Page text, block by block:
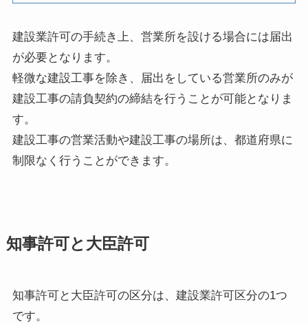
建設業許可の手続き上、営業所を設ける場合には届出
が必要となります。
軽微な建設工事を除き、届出をしている営業所のみが
建設工事の請負契約の締結を行うことが可能となりま
す。
建設工事の営業活動や建設工事の場所は、都道府県に
制限なく行うことができます。
知事許可と大臣許可
知事許可と大臣許可の区分は、建設業許可区分の1つ
です。